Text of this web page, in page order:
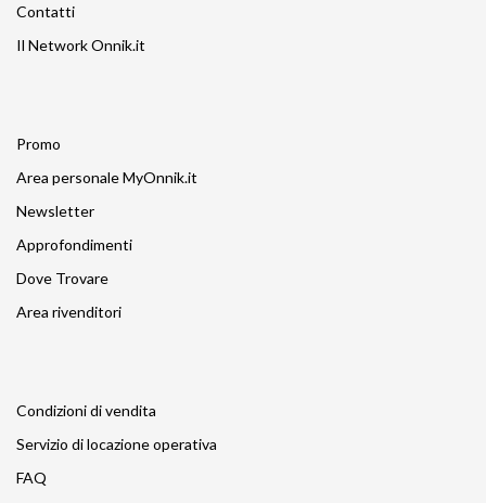
Contatti
Il Network Onnik.it
Promo
Area personale MyOnnik.it
Newsletter
Approfondimenti
Dove Trovare
Area rivenditori
Condizioni di vendita
Servizio di locazione operativa
FAQ